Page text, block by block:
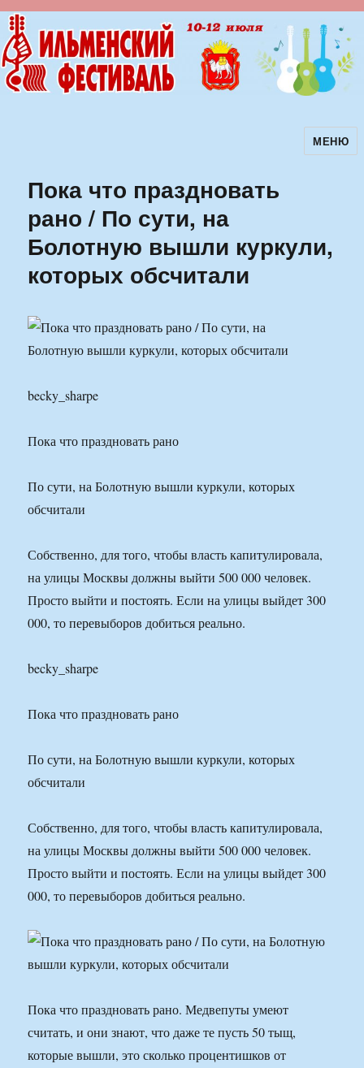
Ильменский фестиваль авторскойМЕНЮ
Пока что праздновать
рано / По сути, на
Болотную вышли куркули,
которых обсчитали
becky_sharpe
Пока что праздновать рано
По сути, на Болотную вышли куркули, которых
обсчитали
Собственно, для того, чтобы власть капитулировала,
на улицы Москвы должны выйти 500 000 человек.
Просто выйти и постоять. Если на улицы выйдет 300
000, то перевыборов добиться реально.
becky_sharpe
Пока что праздновать рано
По сути, на Болотную вышли куркули, которых
обсчитали
Собственно, для того, чтобы власть капитулировала,
на улицы Москвы должны выйти 500 000 человек.
Просто выйти и постоять. Если на улицы выйдет 300
000, то перевыборов добиться реально.
Пока что праздновать рано. Медвепуты умеют
считать, и они знают, что даже те пусть 50 тыщ,
которые вышли, это сколько процентишков от